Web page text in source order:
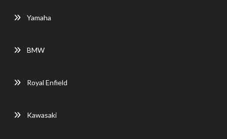
Yamaha
BMW
Royal Enfield
Kawasaki